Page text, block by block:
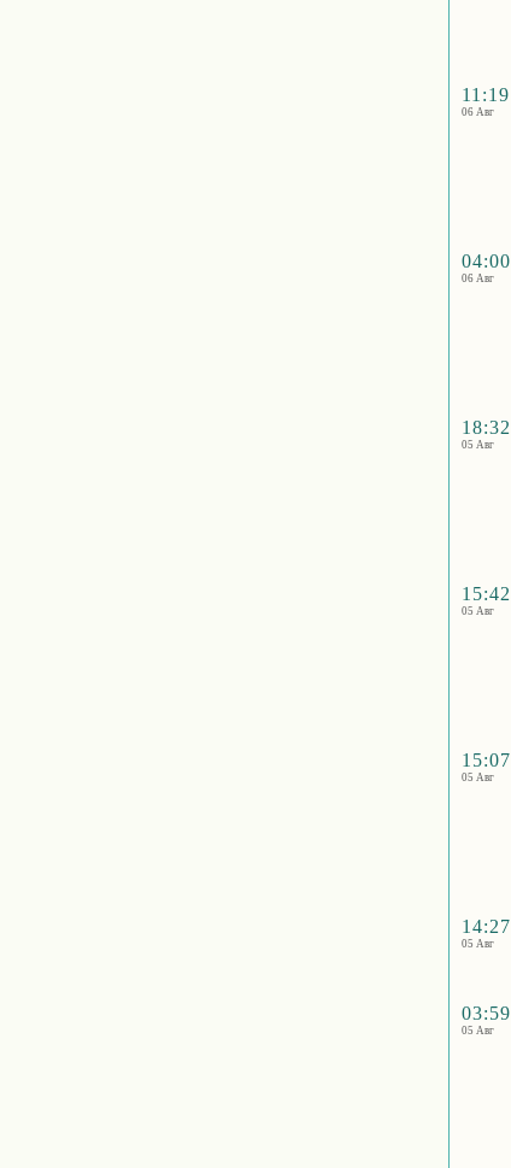
11:19
06 Авг
04:00
06 Авг
18:32
05 Авг
15:42
05 Авг
15:07
05 Авг
14:27
05 Авг
03:59
05 Авг